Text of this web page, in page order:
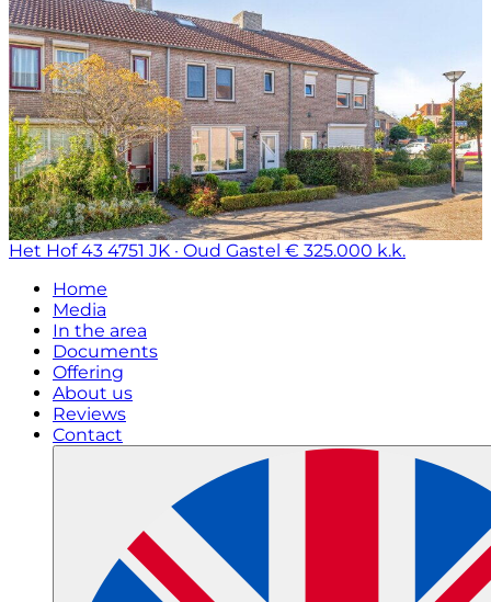
Het Hof 43 4751 JK · Oud Gastel € 325.000 k.k.
Home
Media
In the area
Documents
Offering
About us
Reviews
Contact